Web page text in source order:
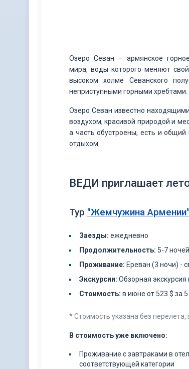
Озеро Севан – армянское
мира, воды которого меняют
высоком холме Севанского
неприступными горными хребтами.
Озеро Севан известно
воздухом, красивой природой и
а часть обустроены, есть и
отдыхом.
ВЕДИ приглашает
Тур "Жемчужина Армении"
Заезды: ежедневно
Продолжительность: 5-7 ночей
Проживание: Ереван (3 ночи) -
Экскурсии: Обзорная
Стоимость: в июне от 523 $ за
* Стоимость указана без перелета,
В стоимость уже включено:
Проживание с завтраками в
соответствующей категории